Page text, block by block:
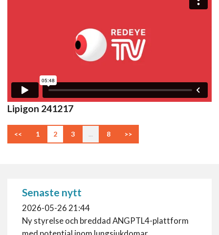
Lipigon 241217
<< 1 2 3 ... 8 >>
Senaste nytt
2026-05-26 21:44
Ny styrelse och breddad ANGPTL4-plattform